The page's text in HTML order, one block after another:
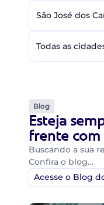
São José dos
Todas as
Blog
Esteja
frente
Buscando a sua
Confira o blog…
Acesse o Blog